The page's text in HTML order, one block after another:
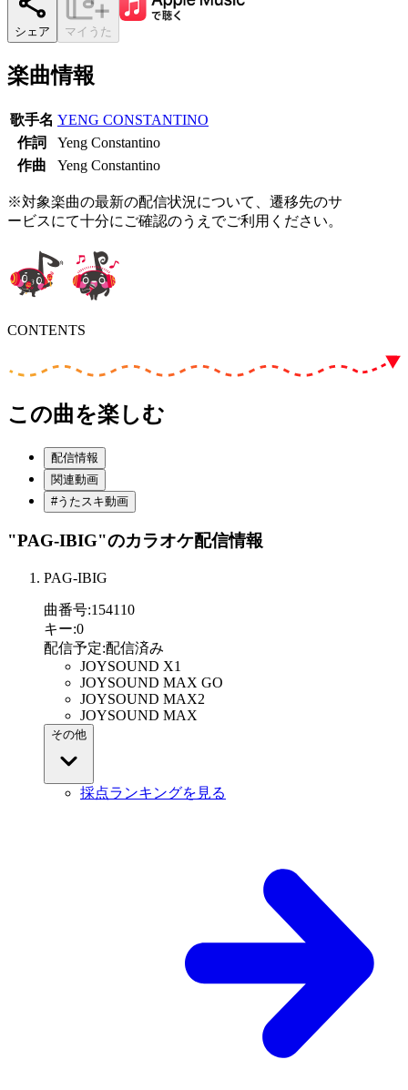
シェア マイうた
楽曲情報
歌手名 YENG CONSTANTINO
作詞
Yeng Constantino
作曲
Yeng Constantino
※対象楽曲の最新の配信状況について、遷移先のサ
ービスにて十分にご確認のうえでご利用ください。
CONTENTS
この曲を楽しむ
配信情報
関連動画
#うたスキ動画
"PAG-IBIG"のカラオケ配信情報
PAG-IBIG
曲番号:154110
キー:0
配信予定:配信済み
JOYSOUND X1
JOYSOUND MAX GO
JOYSOUND MAX2
JOYSOUND MAX
その他
採点ランキングを見る